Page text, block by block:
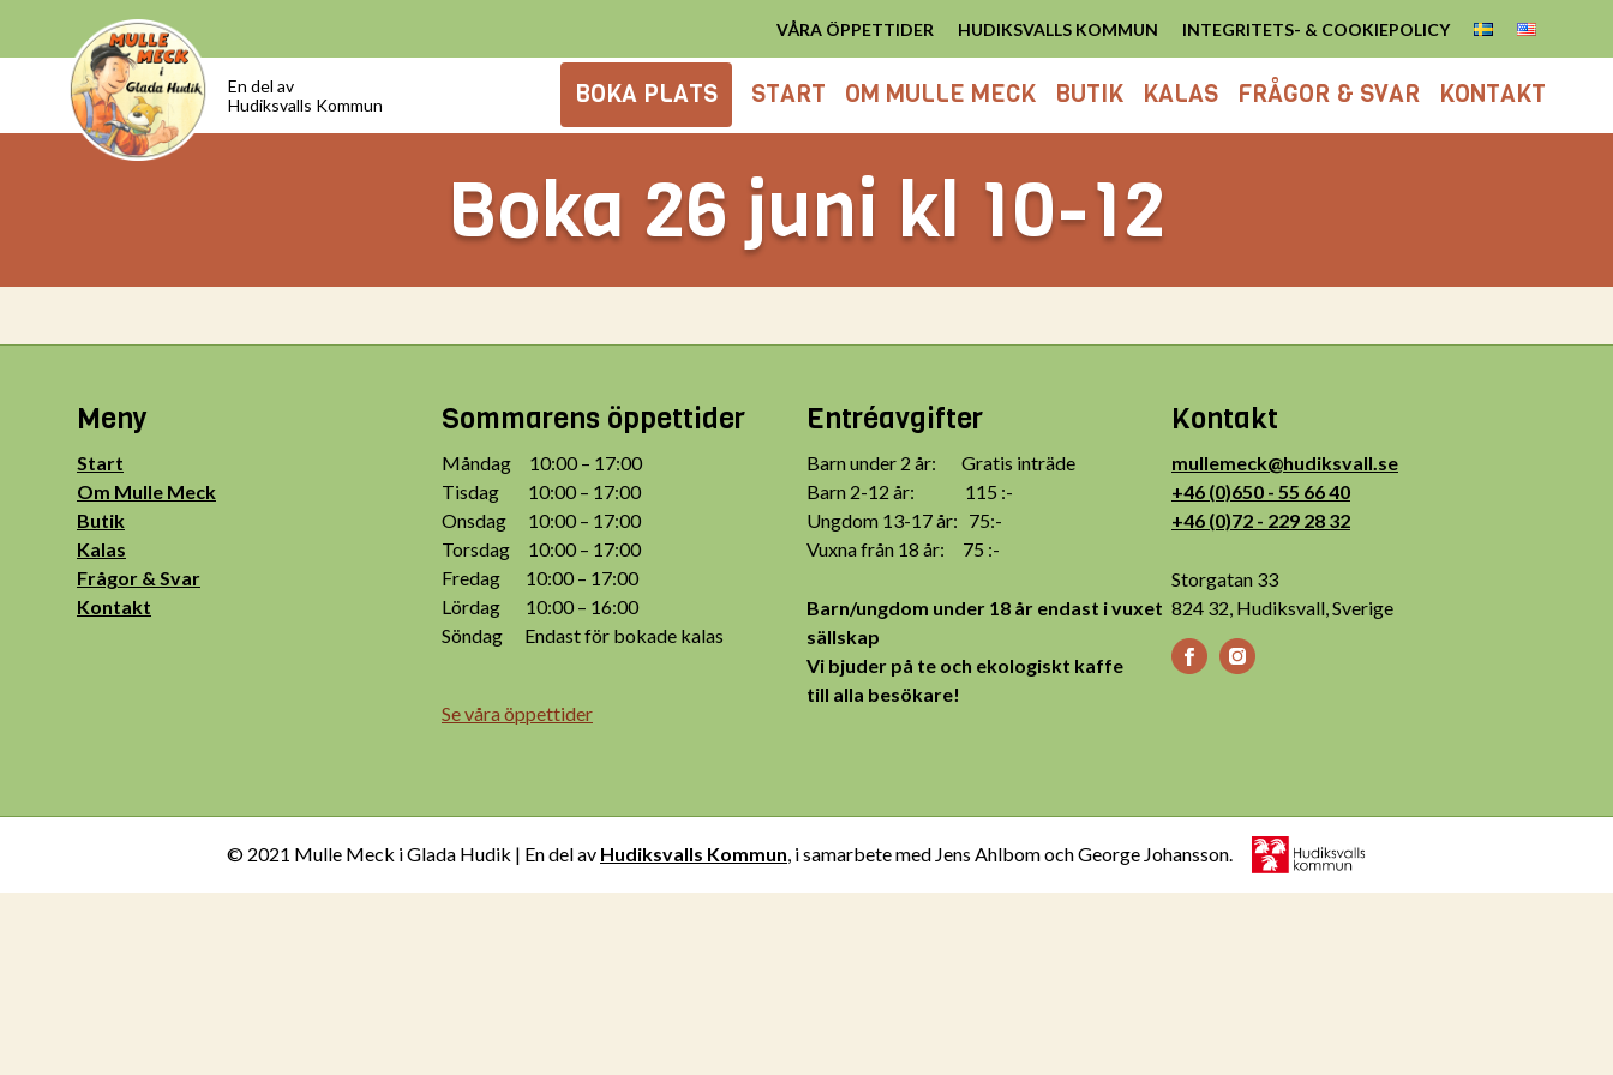
VÅRA ÖPPETTIDER HUDIKSVALLS KOMMUN INTEGRITETS- & COOKIEPOLICY
En del av
Hudiksvalls Kommun
BOKA PLATS START OM MULLE MECK BUTIK KALAS FRÅGOR & SVAR KONTAKT
Boka 26 juni kl 10-12
Meny
Start
Om Mulle Meck
Butik
Kalas
Frågor & Svar
Kontakt
Sommarens öppettider
Måndag 10:00 – 17:00
Tisdag 10:00 – 17:00
Onsdag 10:00 – 17:00
Torsdag 10:00 – 17:00
Fredag 10:00 – 17:00
Lördag 10:00 – 16:00
Söndag Endast för bokade kalas
Se våra öppettider
Entréavgifter
Barn under 2 år: Gratis inträde
Barn 2-12 år: 115 :-
Ungdom 13-17 år: 75:-
Vuxna från 18 år: 75 :-
Barn/ungdom under 18 år endast i vuxet
sällskap
Vi bjuder på te och ekologiskt kaffe
till alla besökare!
Kontakt
mullemeck@hudiksvall.se
+46 (0)650 - 55 66 40
+46 (0)72 - 229 28 32
Storgatan 33
824 32, Hudiksvall, Sverige
© 2021 Mulle Meck i Glada Hudik | En del av Hudiksvalls Kommun, i samarbete med Jens Ahlbom och George Johansson.